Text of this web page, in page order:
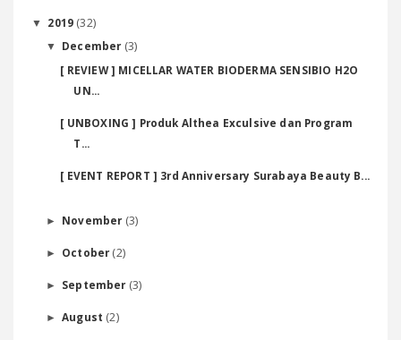
▼ 2019 (32)
▼ December (3)
[ REVIEW ] MICELLAR WATER BIODERMA SENSIBIO H2O
UN...
[ UNBOXING ] Produk Althea Exculsive dan Program
T...
[ EVENT REPORT ] 3rd Anniversary Surabaya Beauty B...
► November (3)
► October(2)
► September (3)
►August (2)